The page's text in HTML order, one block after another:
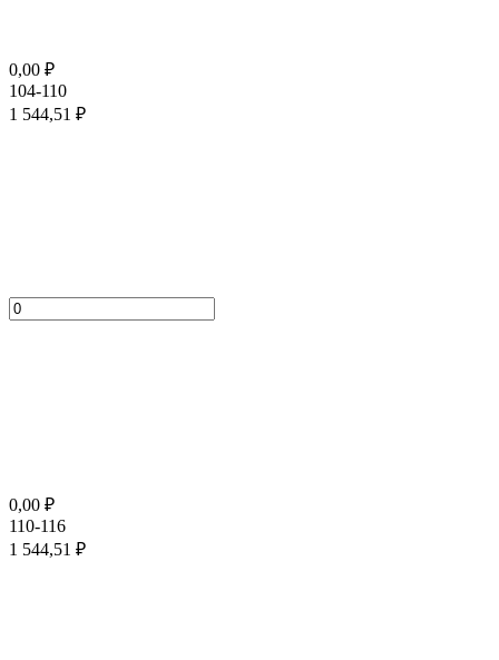
0,00 ₽
104-110
1 544,51 ₽
0,00 ₽
110-116
1 544,51 ₽